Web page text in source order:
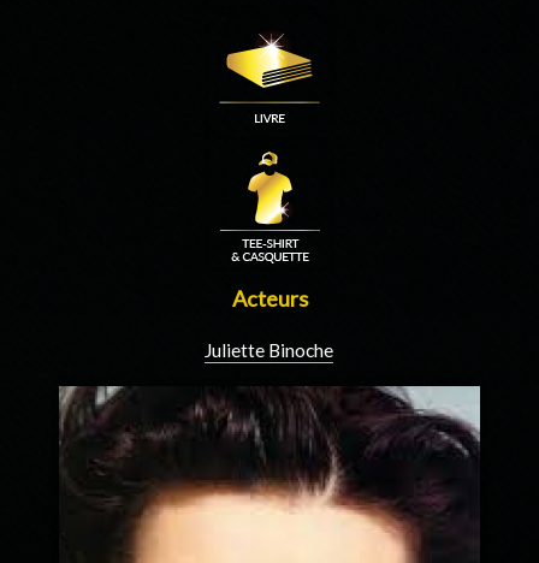
Acteurs
Juliette Binoche